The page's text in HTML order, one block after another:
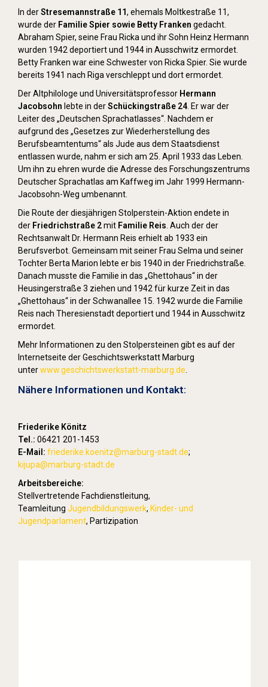
In derStresemannstraße 11, ehemals Moltkestraße 11,
wurde der Familie Spier sowie Betty Franken gedacht.
Abraham Spier, seine Frau Ricka und ihr Sohn Heinz Hermann
wurden 1942 deportiert und 1944 in Ausschwitz ermordet.
Betty Franken war eine Schwester von Ricka Spier. Sie wurde
bereits 1941 nach Riga verschleppt und dort ermordet.
Der Altphilologe und Universitätsprofessor Hermann
Jacobsohn lebte in derSchückingstraße 24 . Er war der
Leiter des „Deutschen Sprachatlasses“. Nachdem er
aufgrund des „Gesetzes zur Wiederherstellung des
Berufsbeamtentums“ als Jude aus dem Staatsdienst
entlassen wurde, nahm er sich am 25. April 1933 das Leben.
Um ihn zu ehren wurde die Adresse des Forschungszentrums
Deutscher Sprachatlas am Kaffweg im Jahr 1999 Hermann-
Jacobsohn-Weg umbenannt.
Die Route der diesjährigen Stolperstein-Aktion endete in
der Friedrichstraße 2mit Familie Reis . Auch der der
Rechtsanwalt Dr. Hermann Reis erhielt ab 1933 ein
Berufsverbot. Gemeinsam mit seiner Frau Selma und seiner
Tochter Berta Marion lebte er bis 1940 in der Friedrichstraße.
Danach musste die Familie in das „Ghettohaus“ in der
Heusingerstraße 3 ziehen und 1942 für kurze Zeit in das
„Ghettohaus“ in der Schwanallee 15. 1942 wurde die Familie
Reis nach Theresienstadt deportiert und 1944 in Ausschwitz
ermordet.
Mehr Informationen zu den Stolpersteinen gibt es auf der
Internetseite der Geschichtswerkstatt Marburg
unterwww.geschichtswerkstatt-marburg.de
Nähere Informationen und Kontakt:
Friederike Könitz
Tel.: 06421 201-1453
E-Mail: friederike.koenitz@marburg-stadt.de;
kijupa@marburg-stadt.de
Arbeitsbereiche:
Stellvertretende Fachdienstleitung,
Teamleitung Jugendbildungswerk, Kinder- und
Jugendparlament, Partizipation